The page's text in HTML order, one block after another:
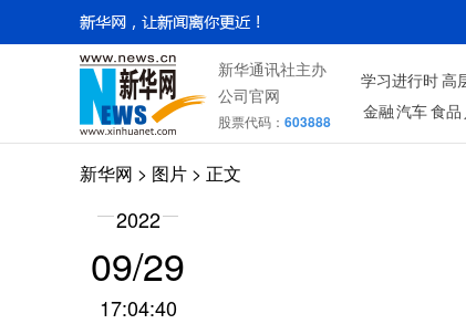
新华通讯社主办
公司官网
股票代码： 603888
学习进行时高
金融汽车食品
新华网 > 图片 > 正文
2022
09/29
17:04:40